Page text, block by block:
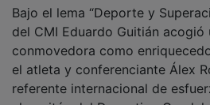
del CMI Eduardo Guitián acogió
conmovedora como
el atleta y conferenciante Álex
referente internacional de
el capitán del Deportivo